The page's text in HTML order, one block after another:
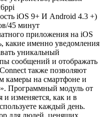
iOS 9+ И Android 4.3 +)
45 минут
приложения на iOS
какие именно уведомления
уникальный
сообщений и отображать
также позволяют
камеры на смартфоне и
Программный модуль от
и изменяется, как и в
каждый день.
для людей, ценящих